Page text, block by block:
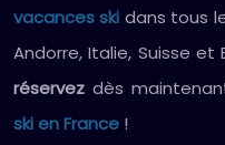
vacances ski dans tous
Andorre, Italie, Suisse
réservez dès
ski en France !